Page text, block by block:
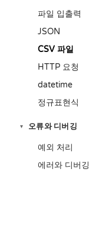
파일 입출력
JSON
CSV 파일
HTTP 요청
datetime
정규표현식
▾ 오류와 디버깅
예외 처리
에러와 디버깅